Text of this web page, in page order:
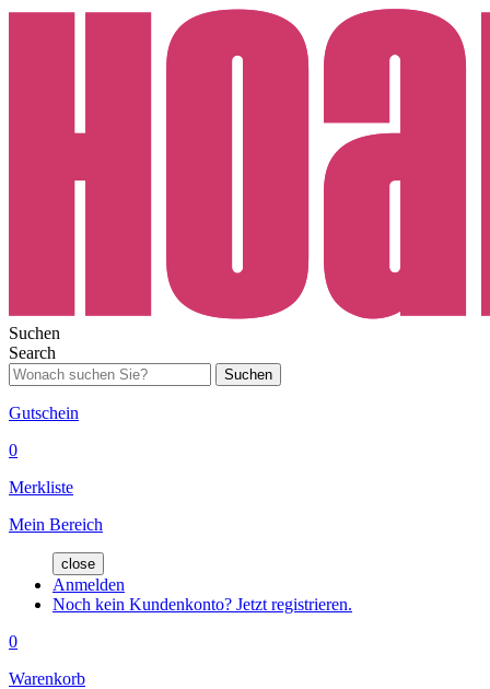
Suchen
Search
Suchen
Gutschein
0
Merkliste
Mein Bereich
close
Anmelden
Noch kein Kundenkonto? Jetzt registrieren.
0
Warenkorb